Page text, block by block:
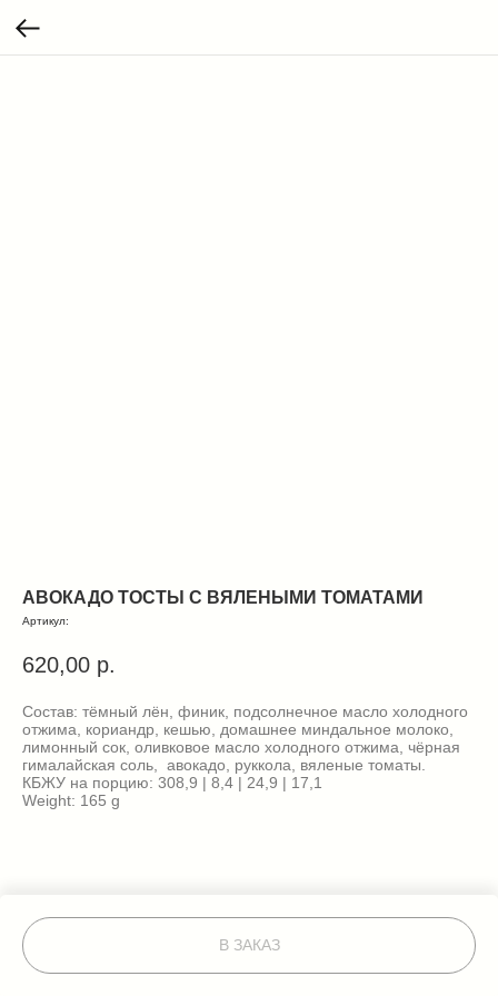
АВОКАДО ТОСТЫ С ВЯЛЕНЫМИ ТОМАТАМИ
Артикул:
620,00 р.
В ЗАКАЗ
Состав: тёмный лён, финик, подсолнечное масло холодного
отжима, кориандр, кешью, домашнее миндальное молоко,
лимонный сок, оливковое масло холодного отжима, чёрная
гималайская соль, авокадо, руккола, вяленые томаты.
КБЖУ на порцию: 308,9 | 8,4 | 24,9 | 17,1
Weight: 165 g